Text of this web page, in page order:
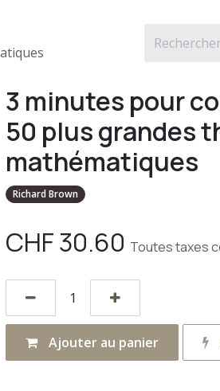
3 minutes pour
50 plus grandes
mathématiques
Richard Brown
CHF30.60 Toutes taxes
Ajouter au panier